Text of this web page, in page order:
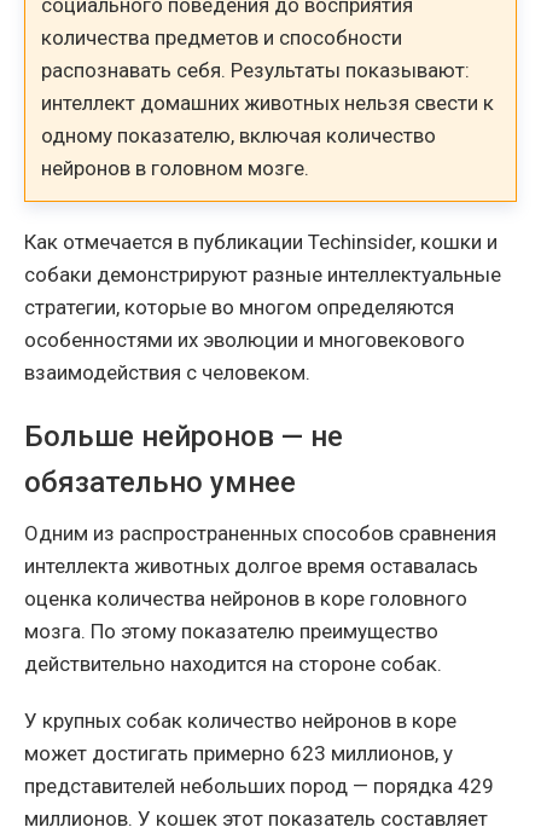
количества предметов и способности
распознавать себя. Результаты показывают:
интеллект домашних животных нельзя свести к
одному показателю, включая количество
нейронов в головном мозге.
Как отмечается в публикации Techinsider, кошки и
собаки демонстрируют разные интеллектуальные
стратегии, которые во многом определяются
особенностями их эволюции и многовекового
взаимодействия с человеком.
Больше нейронов — не
обязательно умнее
Одним из распространенных способов сравнения
интеллекта животных долгое время оставалась
оценка количества нейронов в коре головного
мозга. По этому показателю преимущество
действительно находится на стороне собак.
У крупных собак количество нейронов в коре
может достигать примерно 623 миллионов, у
представителей небольших пород — порядка 429
миллионов. У кошек этот показатель составляет